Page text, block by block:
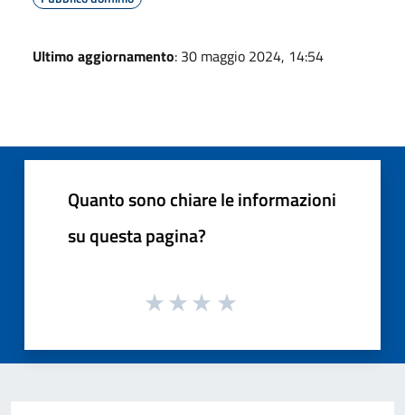
Ultimo aggiornamento: 30 maggio 2024, 14:54
Quanto sono chiare le informazioni
su questa pagina?